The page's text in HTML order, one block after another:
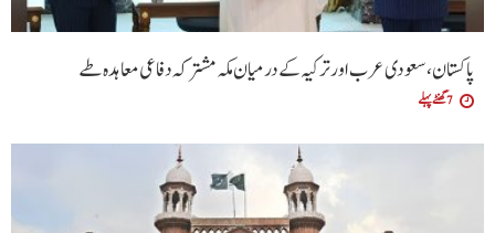
پاکستان، سعودی عرب اور ترکیہ کے درمیان مکہ مشترکہ دفاعی معاہدہ طے
7 گھنٹے پہلے